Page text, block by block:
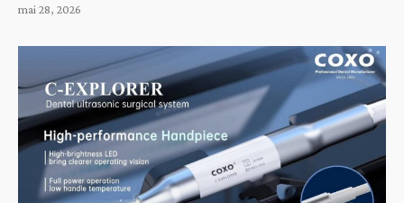
mai 28, 2026